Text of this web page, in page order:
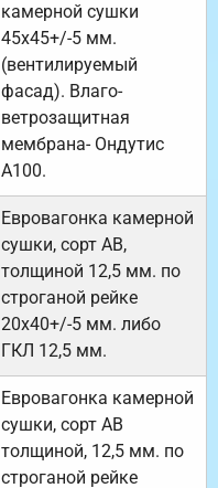
камерной сушки
45х45+/-5 мм.
(вентилируемый
фасад). Влаго-
ветрозащитная
мембрана- Ондутис
А100.
Евровагонка камерной
сушки, сорт АВ,
толщиной 12,5 мм. по
строганой рейке
20х40+/-5 мм. либо
ГКЛ 12,5 мм.
Евровагонка камерной
сушки, сорт АВ
толщиной, 12,5 мм. по
строганой рейке